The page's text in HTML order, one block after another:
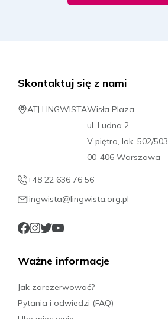
Skontaktuj się z nami
ATJ LINGWISTAWisła Plaza
ul. Ludna 2
V piętro, lok. 502/503
00-406 Warszawa
+48 22 636 76 56
lingwista@lingwista.org.pl
Ważne informacje
Jak zarezerwować?
Pytania i odwiedzi (FAQ)